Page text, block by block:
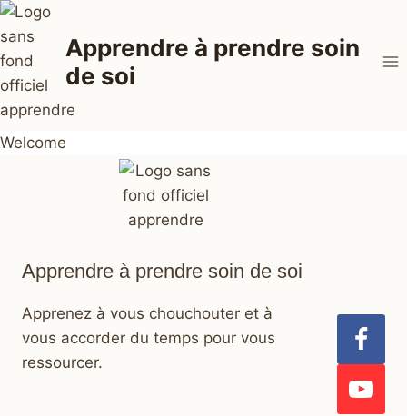
Aller
au
contenu
Apprendre à prendre soin
de soi
Welcome
Apprendre à prendre soin de soi
Apprenez à vous chouchouter et à
vous accorder du temps pour vous
ressourcer.